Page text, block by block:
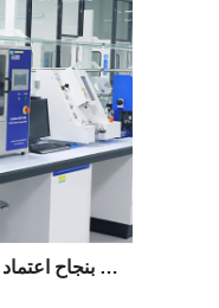
أخبار جيدة |شيامن Baofeng المجموعة المحدودة المختبر المركزي اجتاز بنجاح اعتماد CNAS